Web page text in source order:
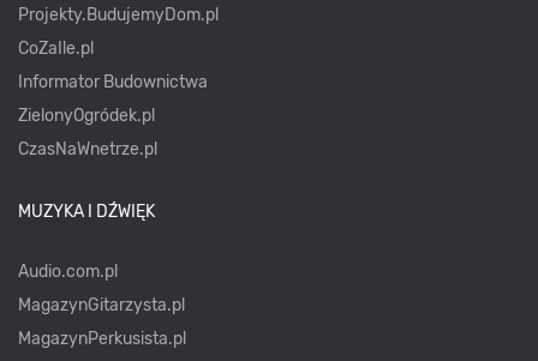
Projekty.BudujemyDom.pl
CoZaIle.pl
Informator Budownictwa
ZielonyOgródek.pl
CzasNaWnetrze.pl
MUZYKA I DŹWIĘK
Audio.com.pl
MagazynGitarzysta.pl
MagazynPerkusista.pl